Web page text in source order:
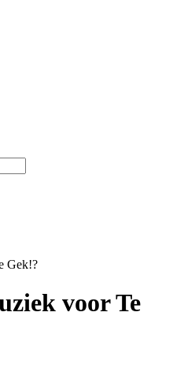
Gek!?
voor Te